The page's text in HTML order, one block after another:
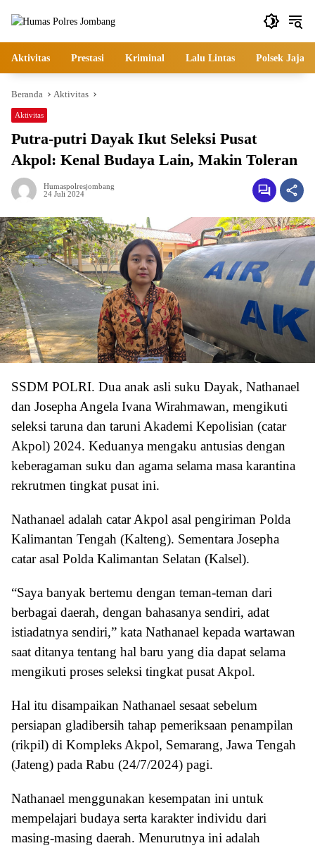
Aktivitas Prestasi Kriminal Lalu Lintas Polsek
Beranda Aktivitas
Aktivitas
Putra-putri Dayak Ikut Seleksi Pusat
Akpol: Kenal Budaya Lain, Makin Toleran
Humaspolresjombang
24 Juli 2024
SSDM POLRI. Dua anak asli suku Dayak, Nathanael
dan Josepha Angela Ivana Wirahmawan, mengikuti
seleksi taruna dan taruni Akademi Kepolisian (catar
Akpol) 2024. Keduanya mengaku antusias dengan
keberagaman suku dan agama selama masa karantina
rekrutmen tingkat pusat ini.
Nathanael adalah catar Akpol asal pengiriman Polda
Kalimantan Tengah (Kalteng). Sementara Josepha
catar asal Polda Kalimantan Selatan (Kalsel).
“Saya banyak bertemu dengan teman-teman dari
berbagai daerah, dengan bahasanya sendiri, adat
istiadatnya sendiri,” kata Nathanael kepada wartawan
saat ditanya tentang hal baru yang dia dapat selama
mengikuti proses seleksi tingkat pusat Akpol.
Hal itu disampaikan Nathanael sesaat sebelum
persiapan gladibersih tahap pemeriksaan penampilan
(rikpil) di Kompleks Akpol, Semarang, Jawa Tengah
(Jateng) pada Rabu (24/7/2024) pagi.
Nathanael menggunakan kesempatan ini untuk
mempelajari budaya serta karakter individu dari
masing-masing daerah. Menurutnya ini adalah